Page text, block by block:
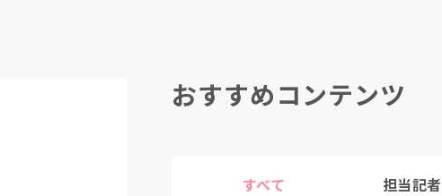
おすすめコンテンツ
すべて 担当記者